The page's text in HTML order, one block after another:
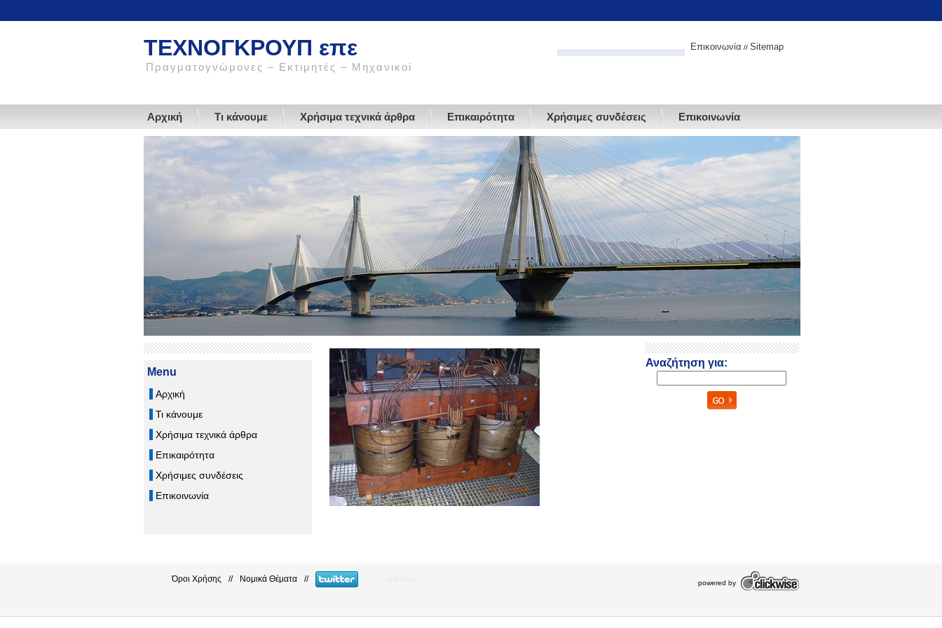
ΤΕΧΝΟΓΚΡΟΥΠ επε
Πραγματογνώμονες – Εκτιμητές – Μηχανικοί
Επικοινωνία // Sitemap
Αρχική Τι κάνουμε Χρήσιμα τεχνικά άρθρα Επικαιρότητα Χρήσιμες συνδέσεις Επικοινωνία
Menu
Αρχική
Τι κάνουμε
Χρήσιμα τεχνικά άρθρα
Επικαιρότητα
Χρήσιμες συνδέσεις
Επικοινωνία
Αναζήτηση για:
Όροι Χρήσης // Νομικά Θέματα // powered by